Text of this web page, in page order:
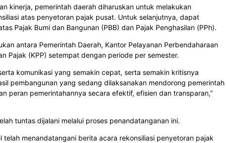
kinerja, pemerintah daerah diharuskan untuk melakukan
atas penyetoran pajak pusat. Untuk selanjutnya, dapat
Pajak Bumi dan Bangunan (PBB) dan Pajak Penghasilan (PPh).
antara Pemerintah Daerah, Kantor Pelayanan Perbendaharaan
Pajak (KPP) setempat dengan periode per semester.
komunikasi yang semakin cepat, serta semakin kritisnya
pembangunan yang sedang dilaksanakan mendorong pemerintah
peran pemerintahannya secara efektif, efisien dan transparan,”
tuntas dijalani melalui proses penandatanganan ini.
telah menandatangani berita acara rekonsiliasi penyetoran pajak